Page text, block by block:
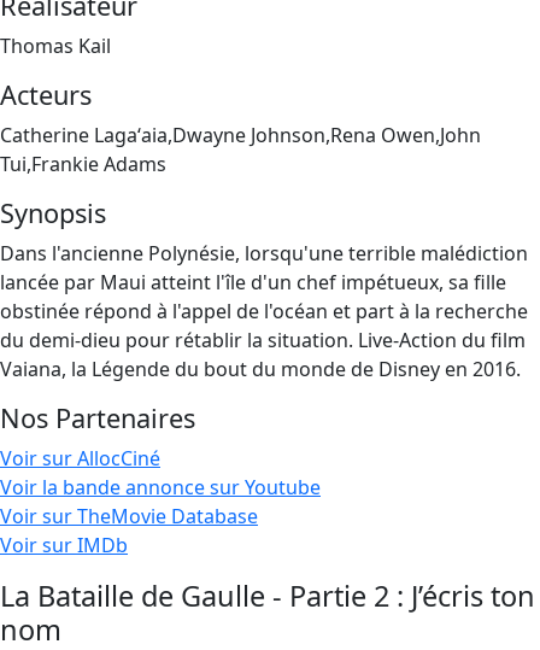
Thomas Kail
Acteurs
Catherine Lagaʻaia,Dwayne Johnson,Rena Owen,John
Tui,Frankie Adams
Synopsis
Dans l'ancienne Polynésie, lorsqu'une terrible malédiction
lancée par Maui atteint l'île d'un chef impétueux, sa fille
obstinée répond à l'appel de l'océan et part à la recherche
du demi-dieu pour rétablir la situation. Live-Action du film
Vaiana, la Légende du bout du monde de Disney en 2016.
Nos Partenaires
Voir sur AllocCiné
Voir la bande annonce sur Youtube
Voir sur TheMovie Database
Voir sur IMDb
La Bataille de Gaulle - Partie 2 : J’écris ton
nom